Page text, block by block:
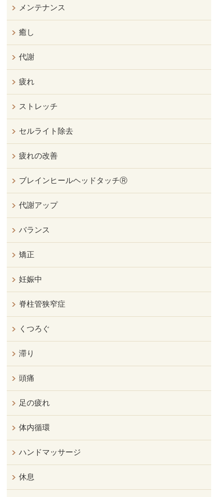
メンテナンス
癒し
代謝
疲れ
ストレッチ
セルライト除去
疲れの改善
ブレインヒールヘッドタッチⓇ
代謝アップ
バランス
矯正
妊娠中
脊柱管狭窄症
くつろぐ
滞り
頭痛
足の疲れ
体内循環
ハンドマッサージ
休息